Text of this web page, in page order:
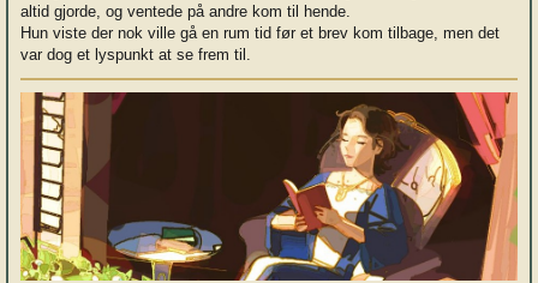
altid gjorde, og ventede på andre kom til hende.
Hun viste der nok ville gå en rum tid før et brev kom tilbage, men det
var dog et lyspunkt at se frem til.